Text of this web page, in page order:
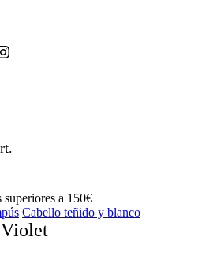
a 150€
Cabello teñido y blanco